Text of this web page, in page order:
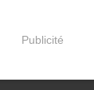
Publicité